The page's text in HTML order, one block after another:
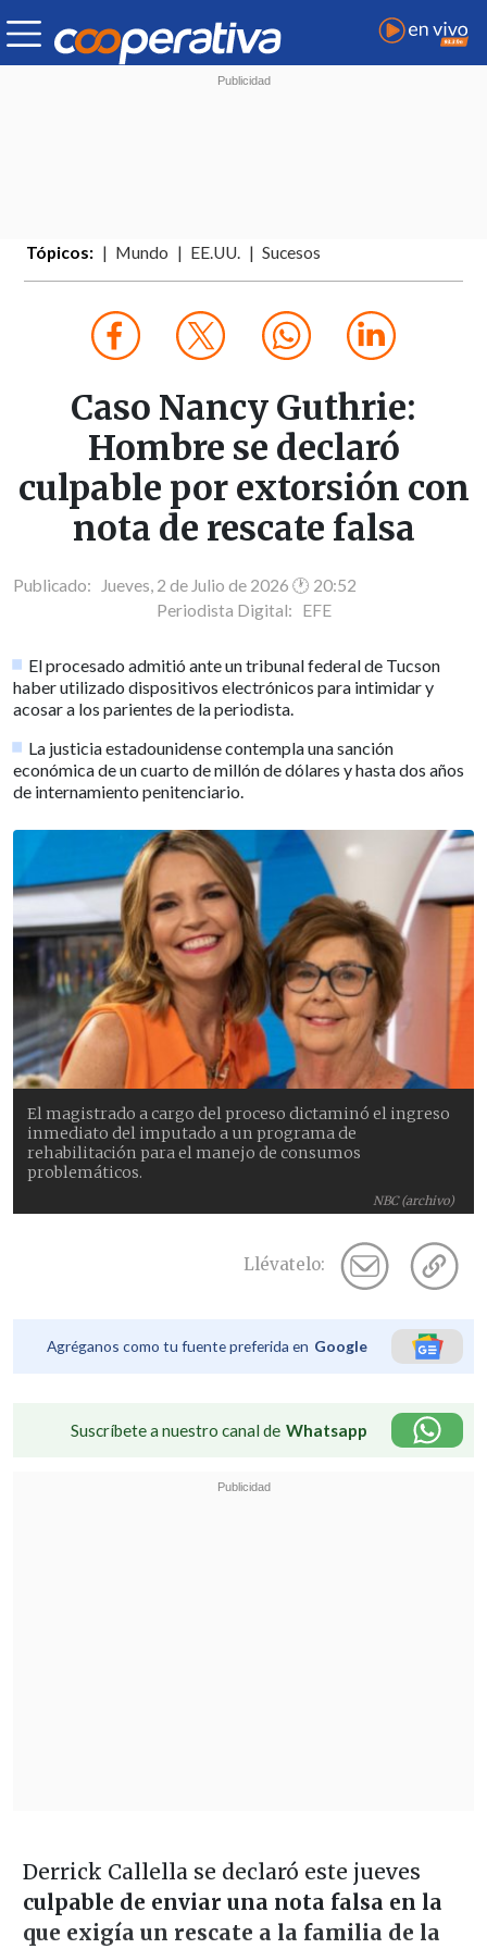
Tópicos: Mundo EE.UU. Sucesos
Caso Nancy Guthrie:
Hombre se declaró
culpable por extorsión con
nota de rescate falsa
Publicado: Jueves, 2 de Julio de 2026 🕐 20:52
Periodista Digital: EFE
El procesado admitió ante un tribunal federal de Tucson
haber utilizado dispositivos electrónicos para intimidar y
acosar a los parientes de la periodista.
La justicia estadounidense contempla una sanción
económica de un cuarto de millón de dólares y hasta dos años
de internamiento penitenciario.
NBC (archivo)
El magistrado a cargo del proceso dictaminó el ingreso
inmediato del imputado a un programa de
rehabilitación para el manejo de consumos
problemáticos.
Llévatelo:
Agréganos como tu fuente preferida en Google
Suscríbete a nuestro canal de Whatsapp
Derrick Callella se declaró este jueves
culpable de enviar una nota falsa en la
que exigía un rescate a la familia de la